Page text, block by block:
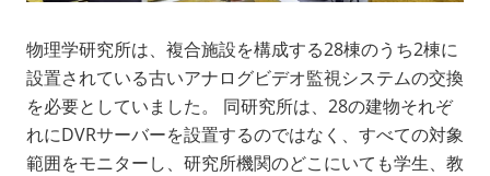
物理学研究所は、複合施設を構成する28棟のうち2棟に
設置されている古いアナログビデオ監視システムの交換
を必要としていました。 同研究所は、28の建物それぞ
れにDVRサーバーを設置するのではなく、すべての対象
範囲をモニターし、研究所機関のどこにいても学生、教